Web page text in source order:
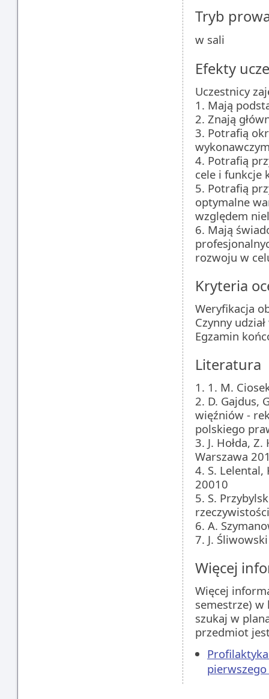
Tryb
w sali
Efekty
Uczestnicy
1. Mają
2. Znają
3. Potrafią
4. Potrafią
cele i funkcje
5. Potrafią
optymalne
względem
6. Mają
rozwoju w
Kryteria
Weryfikacja
Czynny
Egzamin
Literatura
1. 1. M.
2. D. Gajdus,
więźniów -
polskiego
3. J. Hołda,
Warszawa
4. S. Lelental,
20010
5. S.
6. A.
7. J.
Więcej
Więcej
semestrze)
szukaj w
przedmiot